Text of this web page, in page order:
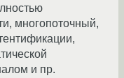
многопоточный,
и пр.